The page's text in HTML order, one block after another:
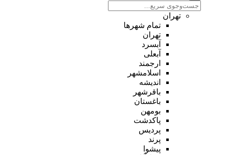
تهران
تمام شهر‌ها
تهران
آبسرد
آبعلی
ارجمند
اسلامشهر
اندیشه
باقرشهر
باغستان
بومهن
پاکدشت
پردیس
پرند
پیشوا